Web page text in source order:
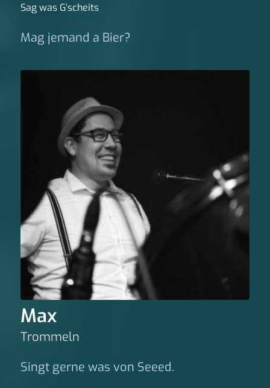
Sag was G‘scheits
Mag jemand a Bier?
Max
Trommeln
Singt gerne was von Seeed.